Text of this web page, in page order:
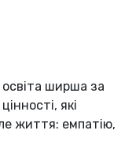
ширша за
які
життя: емпатію,